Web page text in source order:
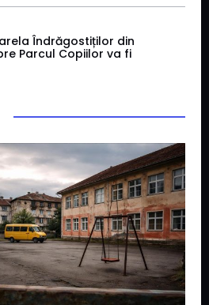
Îndrăgostiților din
Parcul Copiilor va fi